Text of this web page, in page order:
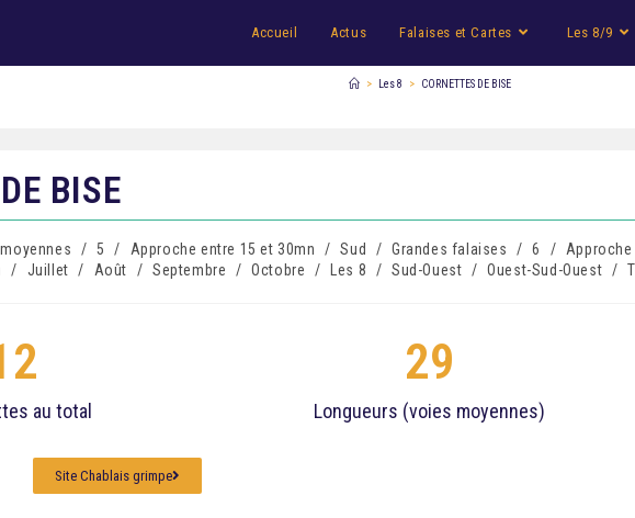
Accueil Actus Falaises et Cartes Les 8/9
> Les 8 > CORNETTES DE BISE
BISE
/ 5 / Approche entre 15 et 30mn / Sud / Grandes falaises / 6 /
/ Juillet / Août / Septembre / Octobre / Les 8 / Sud-Ouest / Ouest-Sud-Ouest /
au total Longueurs (voies moyennes)
29
Site Chablais grimpe